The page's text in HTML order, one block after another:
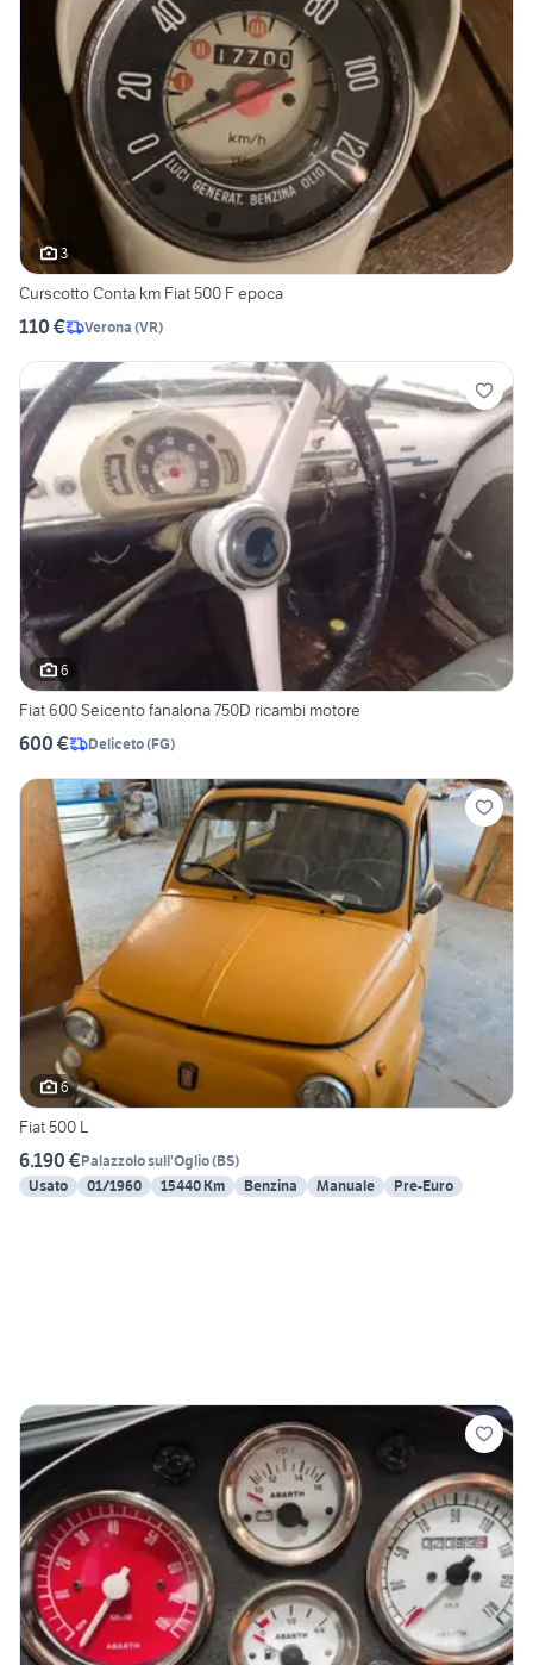
3
Curscotto Conta km Fiat 500 F epoca
110 € Verona (VR)
6
Fiat 600 Seicento fanalona 750D ricambi motore
600 € Deliceto(FG)
6
Fiat 500 L
6.190 €Palazzolo sull'Oglio(BS)
Usato
01/1960 15440 Km Benzina Manuale Pre-Euro